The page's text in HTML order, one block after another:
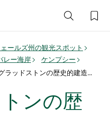
ールズ州の観光スポット
レー海岸
ケンプシー
グラッドストンの歴史的建造物
ンの歴